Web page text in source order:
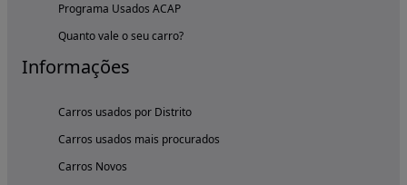
Programa Usados ACAP
Quanto vale o seu carro?
Informações
Carros usados por Distrito
Carros usados mais procurados
Carros Novos